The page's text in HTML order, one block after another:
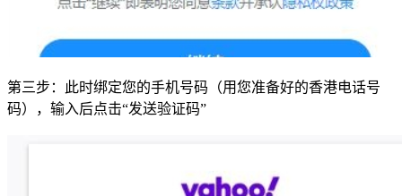
第三步：此时绑定您的手机号码（用您准备好的香港电话号
码），输入后点击“发送验证码”